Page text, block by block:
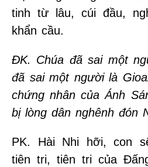
tinh từ lâu, cúi đầu,
khẩn cầu.
ĐK. Chúa đã sai một
đã sai một người là
chứng nhân của Ánh
bị lòng dân nghênh đón
PK. Hài Nhi hỡi, con
tiên tri, tiên tri của